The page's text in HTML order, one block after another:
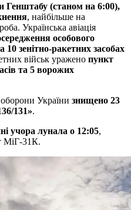
Генштабу (станом на 6:00),
, найбільше на
Українська авіація
особового
зенітно-ракетних засобах
військ уражено пункт
та 5 ворожих
України знищено 23
131».
учора лунала о 12:05,
МіГ-31К.